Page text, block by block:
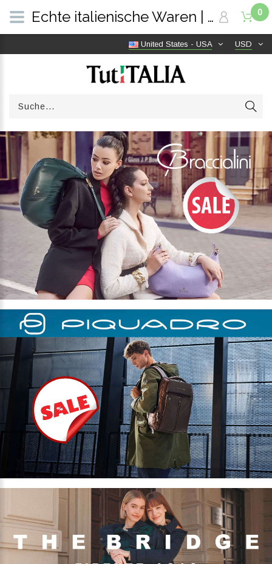
USD
United States - USA
0
Echte italienische Waren | Versandkostenfrei weltweit | TutITALIA